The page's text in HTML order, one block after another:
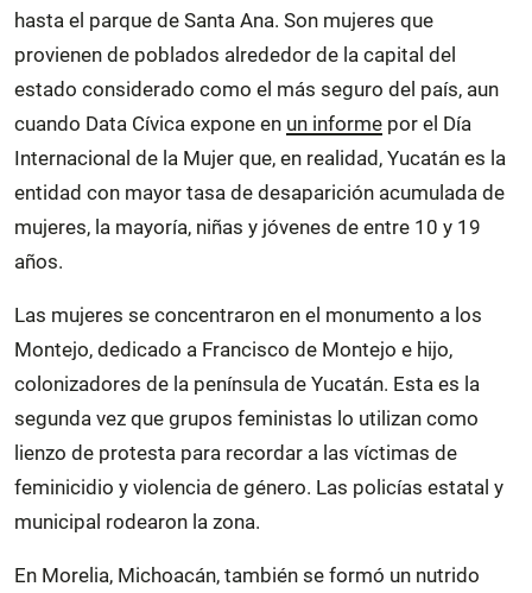
hasta el parque de Santa Ana. Son mujeres que
provienen de poblados alrededor de la capital del
estado considerado como el más seguro del país, aun
cuando Data Cívica expone en un informe por el Día
Internacional de la Mujer que, en realidad, Yucatán es la
entidad con mayor tasa de desaparición acumulada de
mujeres, la mayoría, niñas y jóvenes de entre 10 y 19
años.
Las mujeres se concentraron en el monumento a los
Montejo, dedicado a Francisco de Montejo e hijo,
colonizadores de la península de Yucatán. Esta es la
segunda vez que grupos feministas lo utilizan como
lienzo de protesta para recordar a las víctimas de
feminicidio y violencia de género. Las policías estatal y
municipal rodearon la zona.
En Morelia, Michoacán, también se formó un nutrido